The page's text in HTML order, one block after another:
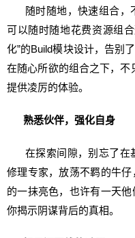
随时随地，快速组合，
可以随时随地花费资源组
化”的Build模块设计，告别
在随心所欲的组合之下，不
提供凌厉的体验。
熟悉伙伴，强化自身
在探索间隙，别忘了在
修理专家，放荡不羁的牛
的一抹亮色，也许有一天
你揭示阴谋背后的真相。